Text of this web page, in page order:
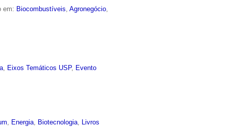
em: Biocombustíveis ,Agronegócio
Eixos Temáticos USP, Evento
, Energia, Biotecnologia, Livros